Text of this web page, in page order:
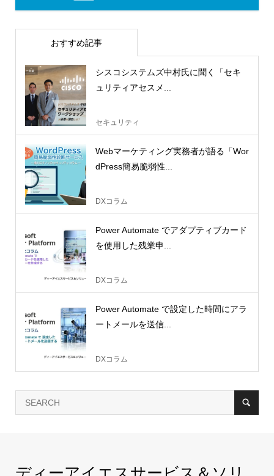
おすすめ記事
シスコシステムズ中村氏に聞く「セキ
ュリティアセスメ...
セキュリティ
Webマーケティング実務者が語る「Wor
dPress簡易脆弱性...
DXコラム
Power Automate でアダプティブカード
を使用した残業申...
DXコラム
Power Automate で設定した時間にアラ
ートメールを送信...
DXコラム